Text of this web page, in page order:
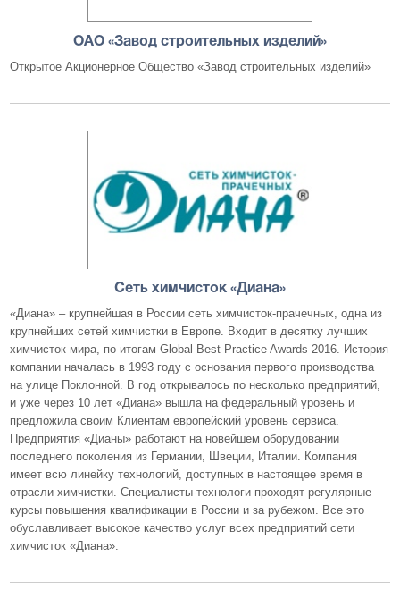
ОАО «Завод строительных изделий»
Открытое Акционерное Общество «Завод строительных изделий»
Сеть химчисток «Диана»
«Диана» – крупнейшая в России сеть химчисток-прачечных, одна из
крупнейших сетей химчистки в Европе. Входит в десятку лучших
химчисток мира, по итогам Global Best Practice Awards 2016. История
компании началась в 1993 году с основания первого производства
на улице Поклонной. В год открывалось по несколько предприятий,
и уже через 10 лет «Диана» вышла на федеральный уровень и
предложила своим Клиентам европейский уровень сервиса.
Предприятия «Дианы» работают на новейшем оборудовании
последнего поколения из Германии, Швеции, Италии. Компания
имеет всю линейку технологий, доступных в настоящее время в
отрасли химчистки. Специалисты-технологи проходят регулярные
курсы повышения квалификации в России и за рубежом. Все это
обуславливает высокое качество услуг всех предприятий сети
химчисток «Диана».